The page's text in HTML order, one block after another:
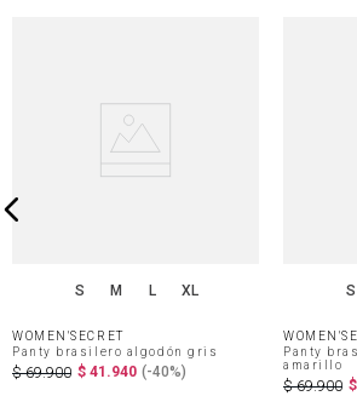
S M L XL
WOMEN'SECRET
Panty brasilero algodón gris
$ 69.900 $ 41 .940 (-40%)
S
Panty
amarillo
$ 69.900 $